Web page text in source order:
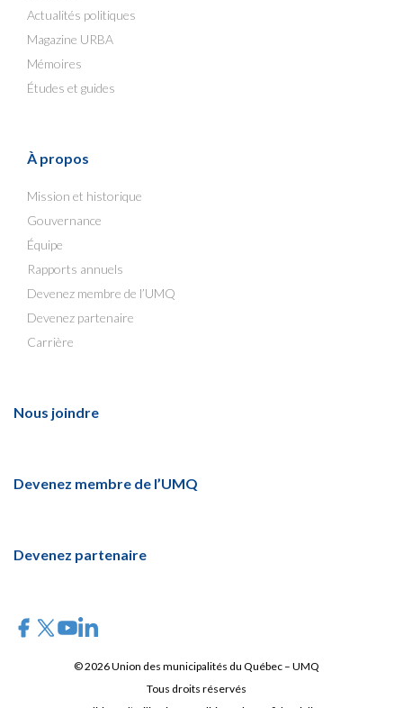
Actualités politiques
Magazine URBA
Mémoires
Études et guides
À propos
Mission et historique
Gouvernance
Équipe
Rapports annuels
Devenez membre de l’UMQ
Devenez partenaire
Carrière
Nous joindre
Devenez membre de l’UMQ
Devenez partenaire
© 2026 Union des municipalités du Québec – UMQ
Tous droits réservés